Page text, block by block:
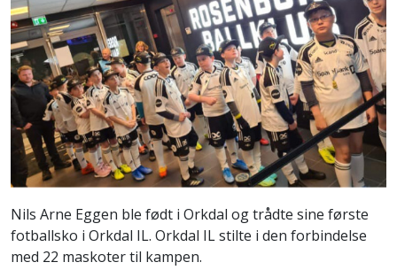
Nils Arne Eggen ble født i Orkdal og trådte sine første
fotballsko i Orkdal IL. Orkdal IL stilte i den forbindelse
med 22 maskoter til kampen.